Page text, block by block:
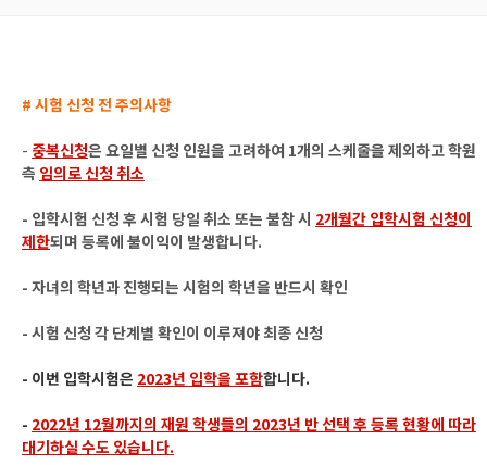
# 시험 신청 전 주의사항
- 중복신청은 요일별 신청 인원을 고려하여 1개의 스케줄을 제외하고 학원
측 임의로 신청 취소
- 입학시험 신청 후 시험 당일 취소 또는 불참 시 2개월간 입학시험 신청이
제한되며 등록에 불이익이 발생합니다.
- 자녀의 학년과 진행되는 시험의 학년을 반드시 확인
- 시험 신청 각 단계별 확인이 이루져야 최종 신청
- 이번 입학시험은 2023년 입학을 포함합니다.
- 2022년 12월까지의 재원 학생들의 2023년 반 선택 후 등록 현황에 따라
대기하실 수도 있습니다.